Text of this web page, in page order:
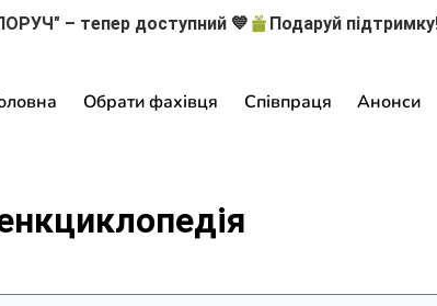
– тепер доступний 💙
Обрати фахівця Співпраця Анонси